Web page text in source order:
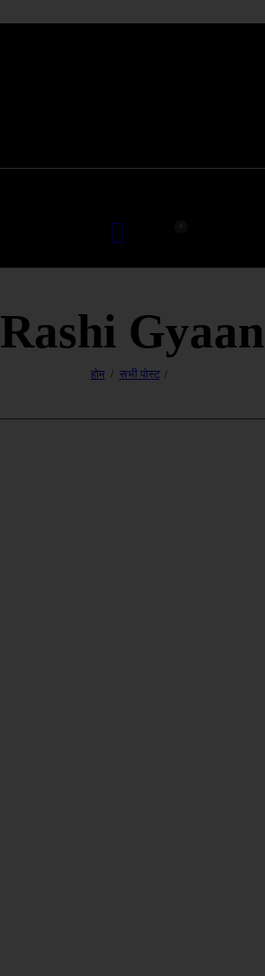
0
Rashi Gyaan
होम सभी पोस्ट